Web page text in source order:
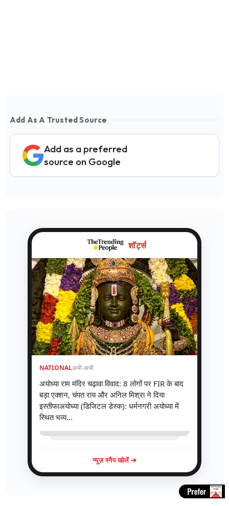
Add As A Trusted Source
Add as a preferred
source on Google
शॉर्ट्स
NATIONALअभी-अभी
अयोध्या राम मंदिर चढ़ावा विवाद: 8 लोगों पर FIR के बाद
बड़ा एक्शन, चंपत राय और अनिल मिश्रा ने दिया
इस्तीफाअयोध्या (डिजिटल डेस्क): धर्मनगरी अयोध्या में
स्थित भव्य...
न्यूज़ स्नैप खोलें ➔